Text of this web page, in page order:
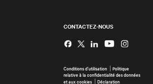
CONTACTEZ-NOUS
Instagram
Conditions d’utilisation
Politique
relative à la confidentialité des données
et aux cookies
Déclaration